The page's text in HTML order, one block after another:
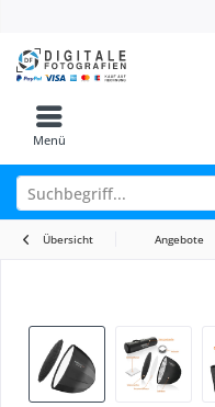
Menü
Übersicht Angebote